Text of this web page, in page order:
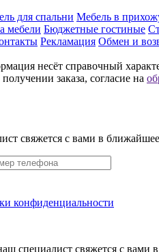
для спальни Мебель в
мебели Бюджетные гостиные
Рекламация Обмен и
несёт справочный
заказа, согласие на
свяжется с вами в
конфиденциальности
специалист свяжется с вами